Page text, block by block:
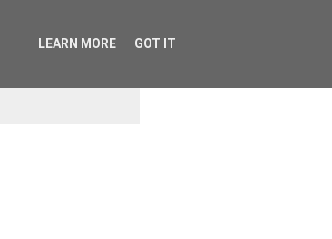
LEARN MORE GOT IT